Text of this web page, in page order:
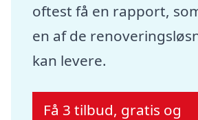
oftest få en rapport,
en af de
kan levere.
Få 3 tilbud, gratis og